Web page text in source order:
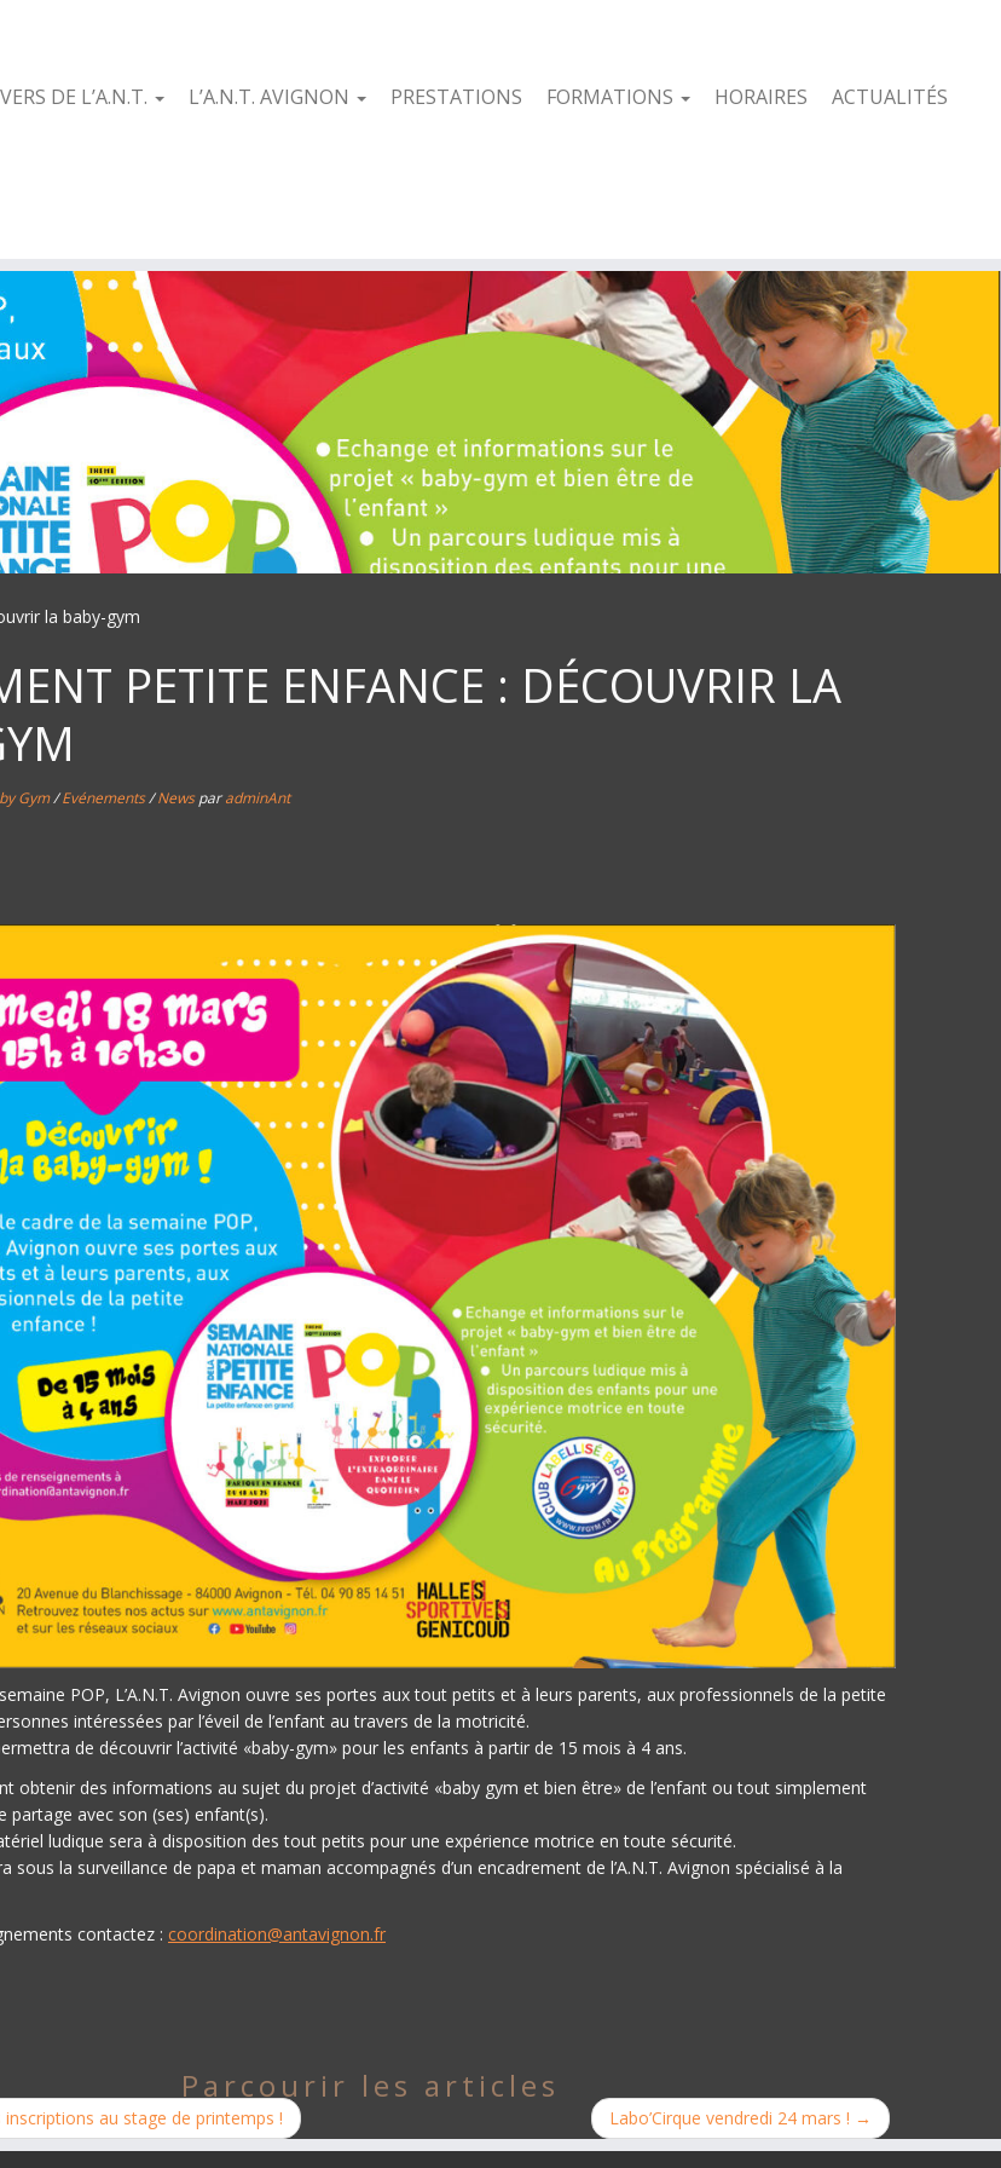
DE L’A.N.T. L’A.N.T. AVIGNON PRESTATIONS FORMATIONS HORAIRES
ACTUALITÉS
la baby-gym
PETITE ENFANCE : DÉCOUVRIR LA
Gym/Evénements/NewsparadminAnt
POP, L’A.N.T. Avignon ouvre ses portes aux tout petits et à leurs parents, aux professionnels de la petite
intéressées par l’éveil de l’enfant au travers de la motricité.
de découvrir l’activité «baby-gym» pour les enfants à partir de 15 mois à 4 ans.
obtenir des informations au sujet du projet d’activité «baby gym et bien être» de l’enfant ou tout simplement
partage avec son (ses) enfant(s).
ludique sera à disposition des tout petits pour une expérience motrice en toute sécurité.
sous la surveillance de papa et maman accompagnés d’un encadrement de l’A.N.T. Avignon spécialisé à la
contactez : coordination@antavignon.fr
Parcourir les articles
au stage de printemps ! Labo’Cirque vendredi 24 mars ! →